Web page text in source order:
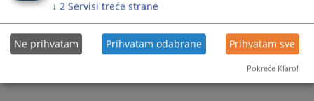
↓ 2 Servisi treće strane
Ne prihvatam Prihvatam odabrane Prihvatam sve
Pokreće Klaro!